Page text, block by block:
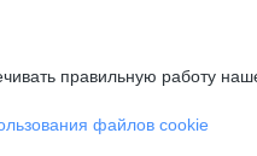
правильную работу
файлов cookie